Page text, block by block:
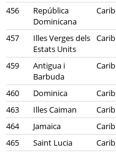
456
República
Dominicana
Carib
457
Illes Verges dels
Estats Units
Carib
459
Antigua i
Barbuda
Carib
460 Dominica Carib
463
Illes Caiman Carib
464
Jamaica Carib
465
Saint Lucia Carib